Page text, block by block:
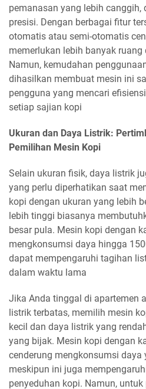
pemanasan yang lebih canggih,
presisi. Dengan berbagai fitur
otomatis atau semi-otomatis
memerlukan lebih banyak
Namun, kemudahan
dihasilkan membuat mesin ini
pengguna yang mencari
setiap sajian kopi
Ukuran dan Daya Listrik:
Pemilihan Mesin Kopi
Selain ukuran fisik, daya listrik
yang perlu diperhatikan saat
kopi dengan ukuran yang lebih
lebih tinggi biasanya
besar pula. Mesin kopi dengan
mengkonsumsi daya hingga
dapat mempengaruhi tagihan
dalam waktu lama
Jika Anda tinggal di apartemen
listrik terbatas, memilih mesin
kecil dan daya listrik yang
yang bijak. Mesin kopi dengan
cenderung mengkonsumsi daya
meskipun ini juga
penyeduhan kopi. Namun,